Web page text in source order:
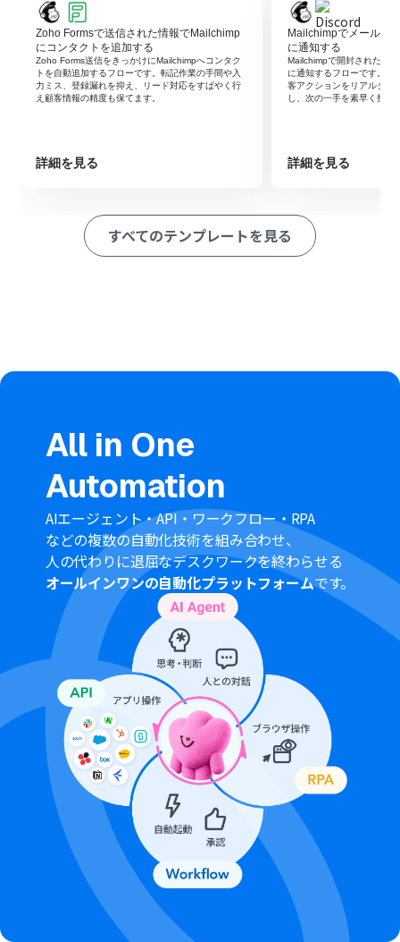
はじめに、MailchimpとDiscordをYoomと連携します
次に、トリガーでMailchimpを選択し、「購読者が追加さ
れたら」というアクションを設定します
次に、オペレーションで「分岐機能」を設定し、通知し
たい購読者の条件を指定します
最後に、オペレーションでDiscordの「メッセージを送
※「トリガー」：フロー起動のきっかけとなるアクション、「オ
■このワークフローのカスタムポイント
Mailchimpのトリガー設定では、通知の対象としたいオ
サーバーIDおよびチャンネルIDを任意で設定してくださ
注意事項
Mailchimp、DiscordのそれぞれとYoomを連携してくだ
さい。
トリガーは5分、10分、15分、30分、60分の間隔で起動
間隔を選択できます。
プランによって最短の起動間隔が異なりますので、ご注意
ください。
分岐はパーソナルプラン以上のプランでご利用いただけ
る機能（オペレーション）となっております。フリープラ
ンの場合は設定しているフローボットのオペレーション
はエラーとなりますので、ご注意ください。
パーソナルプランなどの有料プランは、2週間の無料トラ
イアルを行うことが可能です。無料トライアル中には制限
対象のアプリや機能（オペレーション）を使用すること
ができます。詳しくは、
料金プラン のページをご参照くだ
さい。
Zoho Formsで送信された情報でMailchimp
にコンタクトを追加する
Zoho Forms送信をきっかけにMailchimpへコンタク
トを自動追加するフローです。転記作業の手間や入
力ミス、登録漏れを抑え、リード対応をすばやく行
え顧客情報の精度も保てます。
詳細を見る
Mailchimpでメールが
に通知する
Mailchimpで開封されたメ
に通知するフローです。手
客アクションをリアルタイ
し、次の一手を素早く打て
詳細を見る
すべてのテンプレートを見る
All in One
Automation
AIエージェント・API・ワークフロー・RPA
などの複数の自動化技術を組み合わせ、
人の代わりに退屈なデスクワークを終わらせる
オールインワンの自動化プラットフォームです。